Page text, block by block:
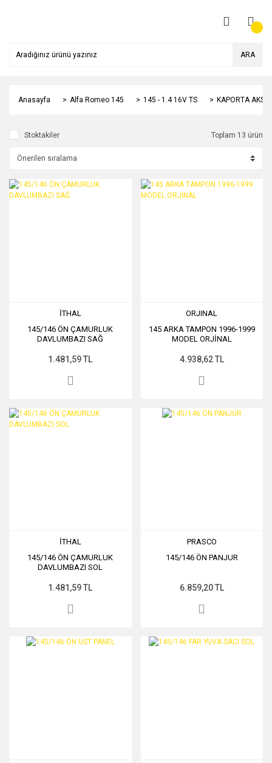
ARA
Anasayfa Alfa Romeo 145 145 - 1.4 16V TS KAPORTA
Stoktakiler Toplam 13 ürün
İTHAL
145/146 ÖN ÇAMURLUK
DAVLUMBAZI SAĞ
1.481,59 TL
ORJINAL
145 ARKA TAMPON 1996-1999
MODEL ORJİNAL
4.938,62 TL
İTHAL
145/146 ÖN ÇAMURLUK
DAVLUMBAZI SOL
1.481,59 TL
PRASCO
145/146 ÖN PANJUR
6.859,20 TL